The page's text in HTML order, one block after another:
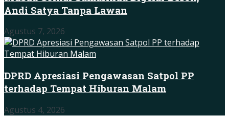
Andi Satya Tanpa Lawan
Agustus 7, 2026
DPRD Apresiasi Pengawasan Satpol PP
terhadap Tempat Hiburan Malam
Agustus 4, 2026